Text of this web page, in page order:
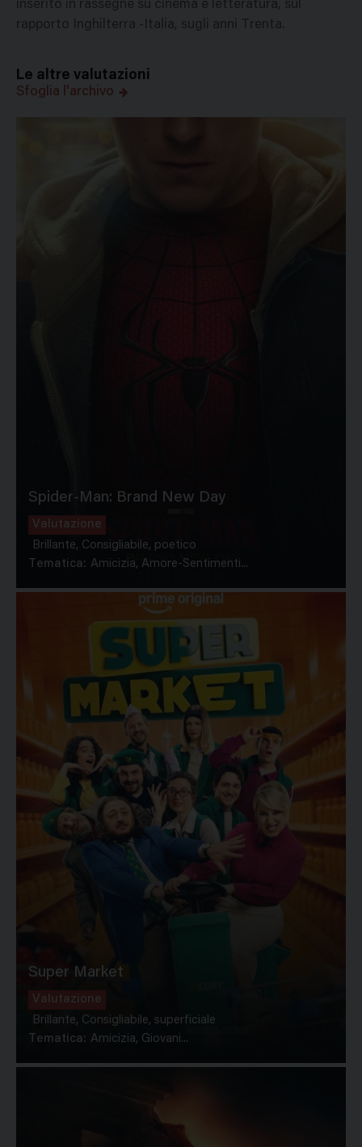
inserito in rassegne su cinema e letteratura, sul
rapporto Inghilterra -Italia, sugli anni Trenta.
Le altre valutazioni
Sfoglia l'archivo
Spider-Man: Brand New Day
Valutazione
Brillante, Consigliabile, poetico
Tematica: Amicizia, Amore-Sentimenti...
Super Market
Valutazione
Brillante, Consigliabile, superficiale
Tematica: Amicizia, Giovani...